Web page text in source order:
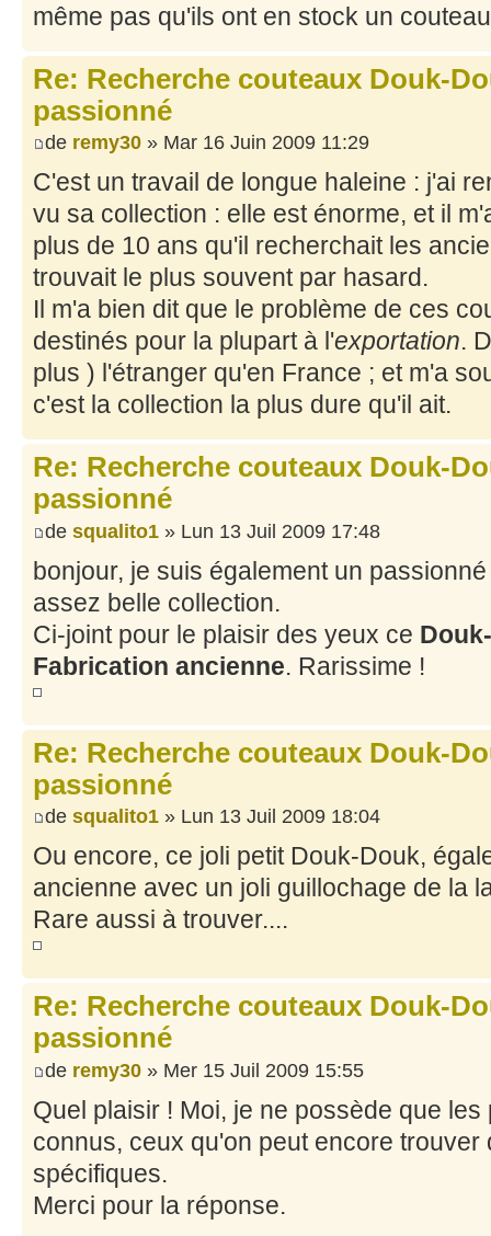
même pas qu'ils ont en stock un
Re: Recherche couteaux Douk-
passionné
de remy30 » Mar 16 Juin 2009 11:29
C'est un travail de longue haleine : j'ai
vu sa collection : elle est énorme, et il
plus de 10 ans qu'il recherchait les
trouvait le plus souvent par hasard.
Il m'a bien dit que le problème de ces
destinés pour la plupart à l'exportation.
plus ) l'étranger qu'en France ; et m'a
c'est la collection la plus dure qu'il ait.
Re: Recherche couteaux Douk-
passionné
de squalito1 » Lun 13 Juil 2009 17:48
bonjour, je suis également un
assez belle collection.
Ci-joint pour le plaisir des yeux ce
Fabrication ancienne. Rarissime !
Re: Recherche couteaux Douk-
passionné
de squalito1 » Lun 13 Juil 2009 18:04
Ou encore, ce joli petit Douk-Douk,
ancienne avec un joli guillochage de la
Rare aussi à trouver....
Re: Recherche couteaux Douk-
passionné
de remy30 » Mer 15 Juil 2009 15:55
Quel plaisir ! Moi, je ne possède que
connus, ceux qu'on peut encore
spécifiques.
Merci pour la réponse.